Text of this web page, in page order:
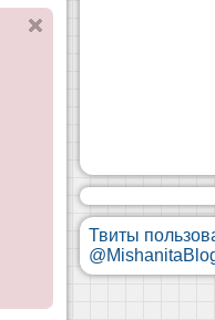
ск
Твиты